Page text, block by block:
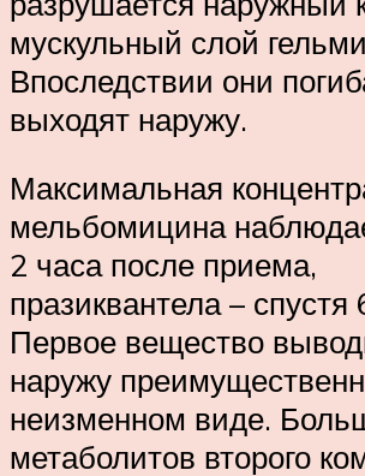
мускульный слой
Впоследствии они
выходят наружу.
Максимальная
мельбомицина
2 часа после приема,
празиквантела – спустя
Первое вещество
наружу
неизменном виде.
метаболитов второго